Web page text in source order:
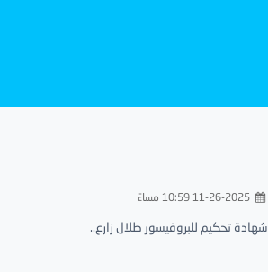
11-26-2025 10:59 مساءً
شهادة تحكيم للبروفيسور طلال زارع..